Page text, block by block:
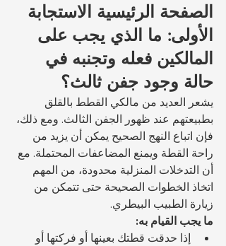
الصفحة الرئيسية الاستجابة
الأولى: ما الذي يجب على
المالكين فعله وتجنبه في
حالة وجود جفن ثالث؟
يشعر العديد من مالكي القطط بالقلق
بطبيعتهم عند ظهور الجفن الثالث. ومع ذلك،
فإن اتباع النهج الصحيح يمكن أن يزيد من
راحة القطة ويمنع المضاعفات المحتملة. مع
أن التدخلات المنزلية محدودة، من المهم
اتخاذ الخطوات الصحيحة حتى تتمكن من
زيارة الطبيب البيطري.
ما يجب القيام به:
إذا حدقت قطتك بعينها أو فركتها أو